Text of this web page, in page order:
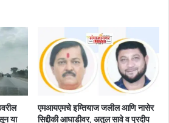
या
एमआयएमचे इम्तियाज जलील आणि नासेर
सिद्दीकी आघाडीवर, अतुल सावे व प्रदीप